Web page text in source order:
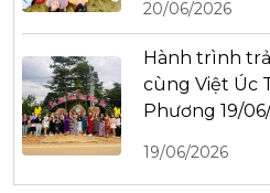
20/06/2026
Hành trình
cùng Việt Úc
Phương 19/
19/06/2026